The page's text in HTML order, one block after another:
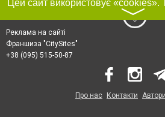
〉
Реклама на сайті
Франшиза "CitySites"
+38 (095) 515-50-87
Про нас Контакти